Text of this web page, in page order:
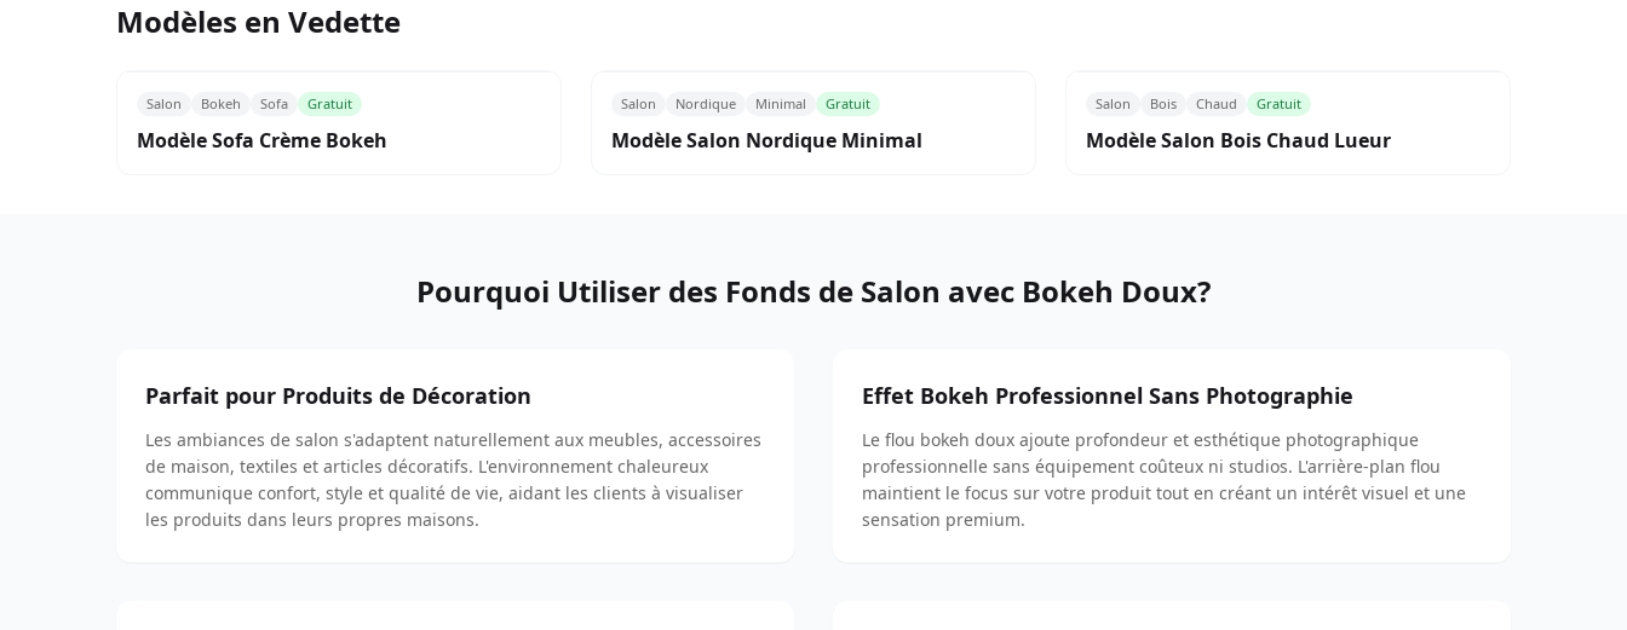
Modèles en Vedette
Salon Bokeh Sofa Gratuit
Modèle Sofa Crème Bokeh
Salon Nordique Minimal Gratuit
Modèle Salon Nordique Minimal
Salon Bois Chaud Gratuit
Modèle Salon Bois Chaud Lueur
Pourquoi Utiliser des Fonds de Salon avec Bokeh Doux?
Parfait pour Produits de Décoration
Les ambiances de salon s'adaptent naturellement aux meubles, accessoires
de maison, textiles et articles décoratifs. L'environnement chaleureux
communique confort, style et qualité de vie, aidant les clients à visualiser
les produits dans leurs propres maisons.
Effet Bokeh Professionnel Sans Photographie
Le flou bokeh doux ajoute profondeur et esthétique photographique
professionnelle sans équipement coûteux ni studios. L'arrière-plan flou
maintient le focus sur votre produit tout en créant un intérêt visuel et une
sensation premium.